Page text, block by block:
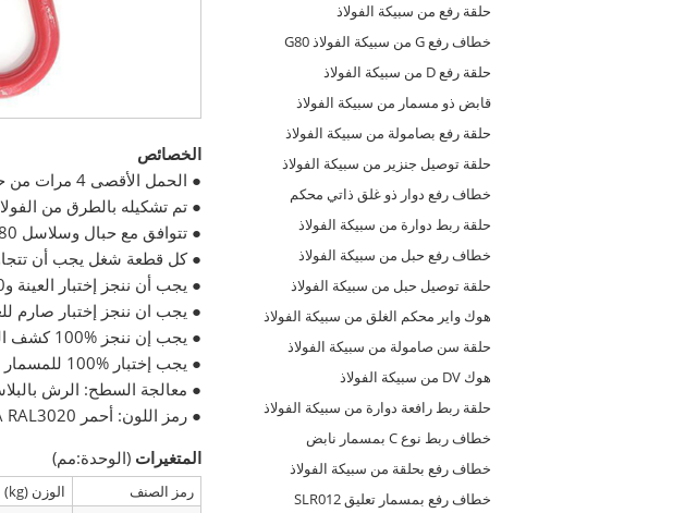
الخصائص
● الحمل الأقصى 4 مرات من حد حمل التشغيل.
● تم تشكيله بالطرق من
● تتوافق مع حبال وسلاسل G80 والتي تتوافق مع معايير EN818-2
● كل قطعة شغل يجب أن تتجاوز إختبار 2.5 مرة من
● يجب أن ننجز إختبار العينة و20000 مرة لإختبار الكلال
● يجب ان ننجز إختبار صارم
● يجب إن ننجز 100% كشف
● يجب إختبار 100%
● معالجة السطح: الرش
● رمز اللون: أحمر RAL3020 \ أصفر RAL1003
المتغيرات (الوحدة:مم)
رمز الصنف الوزن (kg)
حلقة رفع من سبيكة الفولاذ
خطاف رفع G من سبيكة الفولاذ G80
حلقة رفع D من سبيكة الفولاذ
قابض ذو مسمار من سبيكة الفولاذ
حلقة رفع بصامولة من سبيكة الفولاذ
حلقة توصيل جنزير من سبيكة الفولاذ
خطاف رفع دوار ذو غلق ذاتي محكم
حلقة ربط دوارة من سبيكة الفولاذ
خطاف رفع حبل من سبيكة الفولاذ
حلقة توصيل حبل من سبيكة الفولاذ
هوك واير محكم الغلق من سبيكة الفولاذ
حلقة سن صامولة من سبيكة الفولاذ
هوك DV من سبيكة الفولاذ
حلقة ربط رافعة دوارة من سبيكة الفولاذ
خطاف ربط نوع C بمسمار نابض
خطاف رفع بحلقة من سبيكة الفولاذ
خطاف رفع بمسمار تعليق SLR012